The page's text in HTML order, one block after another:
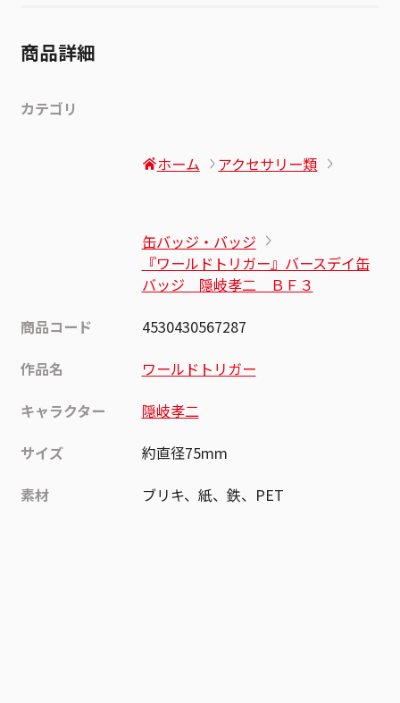
商品詳細
カテゴリ
ホーム アクセサリー類
缶バッジ・バッジ
『ワールドトリガー』バースデイ缶
バッジ 隠岐孝二 ＢＦ３
商品コード
4530430567287
作品名
ワールドトリガー
キャラクター
隠岐孝二
サイズ
約直径75mm
素材
ブリキ、紙、鉄、PET